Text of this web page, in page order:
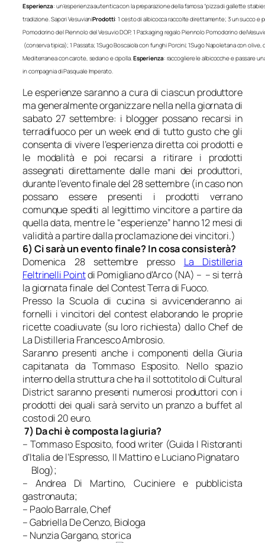
Esperienza: un’esperienza autentica con la preparazione della famosa “pizza di gallette
tradizione. Sapori VesuvianiProdotti: 1 cesto di albicocca raccolte direttamente; 3 un succo e
Pomodorino del Piennolo del Vesuvio DOP, 1 Packaging regalo Piennolo Pomodorino
(conserva tipica); 1 Passata; 1Sugo Boscaiola con funghi Porcini; 1Sugo Napoletana con
Mediterranea con carote, sedano e cipolla. Esperienza: raccogliere le albicocche e passare
in compagnia di Pasquale Imperato.
Le esperienze saranno a cura di ciascun produttore
ma generalmente organizzare nella nella giornata di
sabato 27 settembre: i blogger possano recarsi in
terradifuoco per un week end di tutto gusto che gli
consenta di vivere l’esperienza diretta coi prodotti e
le modalità e poi recarsi a ritirare i prodotti
assegnati direttamente dalle mani dei produttori,
durante l’evento finale del 28 settembre (in caso non
possano essere presenti i prodotti verrano
comunque spediti al legittimo vincitore a partire da
quella data, mentre le “esperienze” hanno 12 mesi di
validità a partire dalla proclamazione dei vincitori.)
6) Ci sarà un evento finale? In cosa consisterà?
Domenica 28 settembre presso La Distilleria
Feltrinelli Pointdi Pomigliano d’Arco (NA) – – si terrà
la giornata finale del Contest Terra di Fuoco.
Presso la Scuola di cucina si avvicenderanno ai
fornelli i vincitori del contest elaborando le proprie
ricette coadiuvate (su loro richiesta) dallo Chef de
La Distilleria Francesco Ambrosio.
Saranno presenti anche i componenti della Giuria
capitanata da Tommaso Esposito. Nello spazio
interno della struttura che ha il sottotitolo di Cultural
District saranno presenti numerosi produttori con i
prodotti dei quali sarà servito un pranzo a buffet al
costo di 20 euro.
7) Da chi è composta la giuria?
– Tommaso Esposito, food writer (Guida I Ristoranti
d’Italia de l’Espresso, Il Mattino e Luciano Pignataro
Blog);
– Andrea Di Martino, Cuciniere e pubblicista
gastronauta;
– Paolo Barrale, Chef
– Gabriella De Cenzo, Biologa
– Nunzia Gargano, storica